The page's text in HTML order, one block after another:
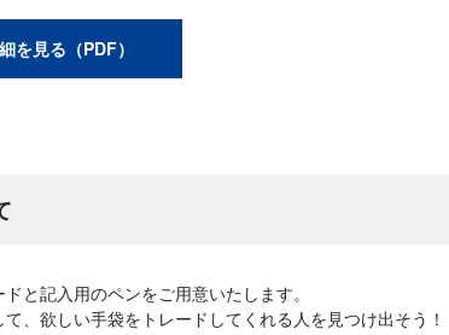
を見る（PDF）
と記入用のペンをご用意いたします。
、欲しい手袋をトレードしてくれる人を見つけ出そう！